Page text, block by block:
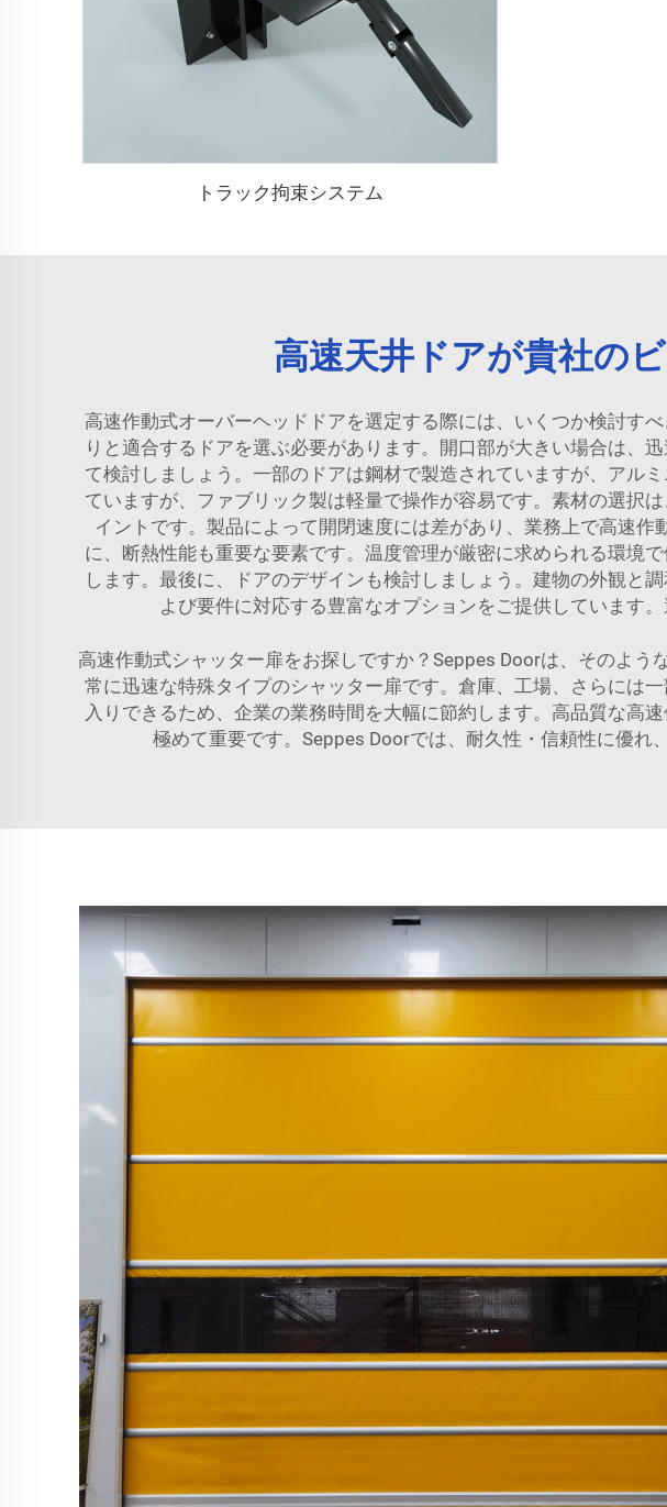
トラック拘束システム
高速天井ドアが貴社の
高速作動式オーバーヘッドドアを選定する際には、いくつか検討す
りと適合するドアを選ぶ必要があります。開口部が大きい場合は、
て検討しましょう。一部のドアは鋼材で製造されていますが、アル
ていますが、ファブリック製は軽量で操作が容易です。素材の選択
イントです。製品によって開閉速度には差があり、業務上で高速
に、断熱性能も重要な要素です。温度管理が厳密に求められる環境
します。最後に、ドアのデザインも検討しましょう。建物の外観と
よび要件に対応する豊富なオプションをご提供しています
高速作動式シャッター扉をお探しですか？Seppes Doorは、そのよ
常に迅速な特殊タイプのシャッター扉です。倉庫、工場、さらには
入りできるため、企業の業務時間を大幅に節約します。高品質な高
極めて重要です。Seppes Doorでは、耐久性・信頼性に優れ